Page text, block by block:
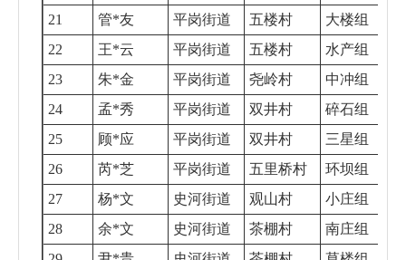
21
管*友 平岗街道 五楼村
大楼组
22
王*云 平岗街道 五楼村
水产组
23
朱*金 平岗街道 尧岭村
中冲组
24
孟*秀 平岗街道 双井村
碎石组
25
顾*应 平岗街道 双井村
三星组
26
芮*芝 平岗街道 五里桥村
环坝组
27
杨*文 史河街道 观山村
小庄组
28
余*文 史河街道 茶棚村
南庄组